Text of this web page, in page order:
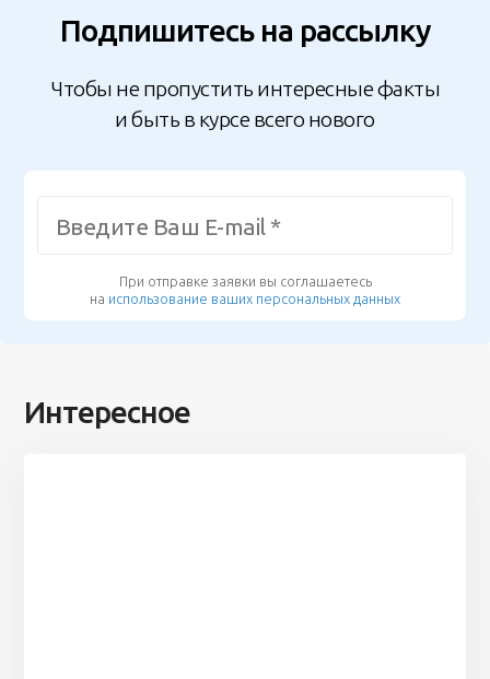
Подпишитесь на рассылку
Чтобы не пропустить интересные факты
и быть в курсе всего нового
При отправке заявки вы соглашаетесь
на использование ваших персональных данных
Интересное